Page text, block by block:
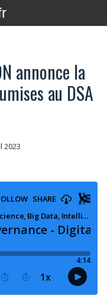
annonce la
au DSA
2023